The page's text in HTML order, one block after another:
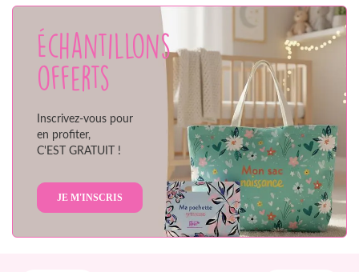
Échantillons
offerts
Inscrivez-vous pour
en profiter,
C'EST GRATUIT !
JE M'INSCRIS